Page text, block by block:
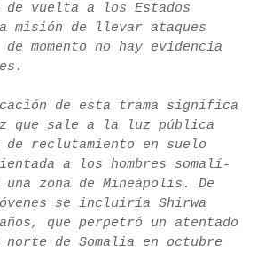
de vuelta a los Estados
misión de llevar ataques
momento no hay evidencia
de esta trama significa
que sale a la luz pública
de reclutamiento en suelo
a los hombres somalí-
una zona de Mineápolis. De
se incluiría Shirwa
que perpetró un atentado
de Somalia en octubre